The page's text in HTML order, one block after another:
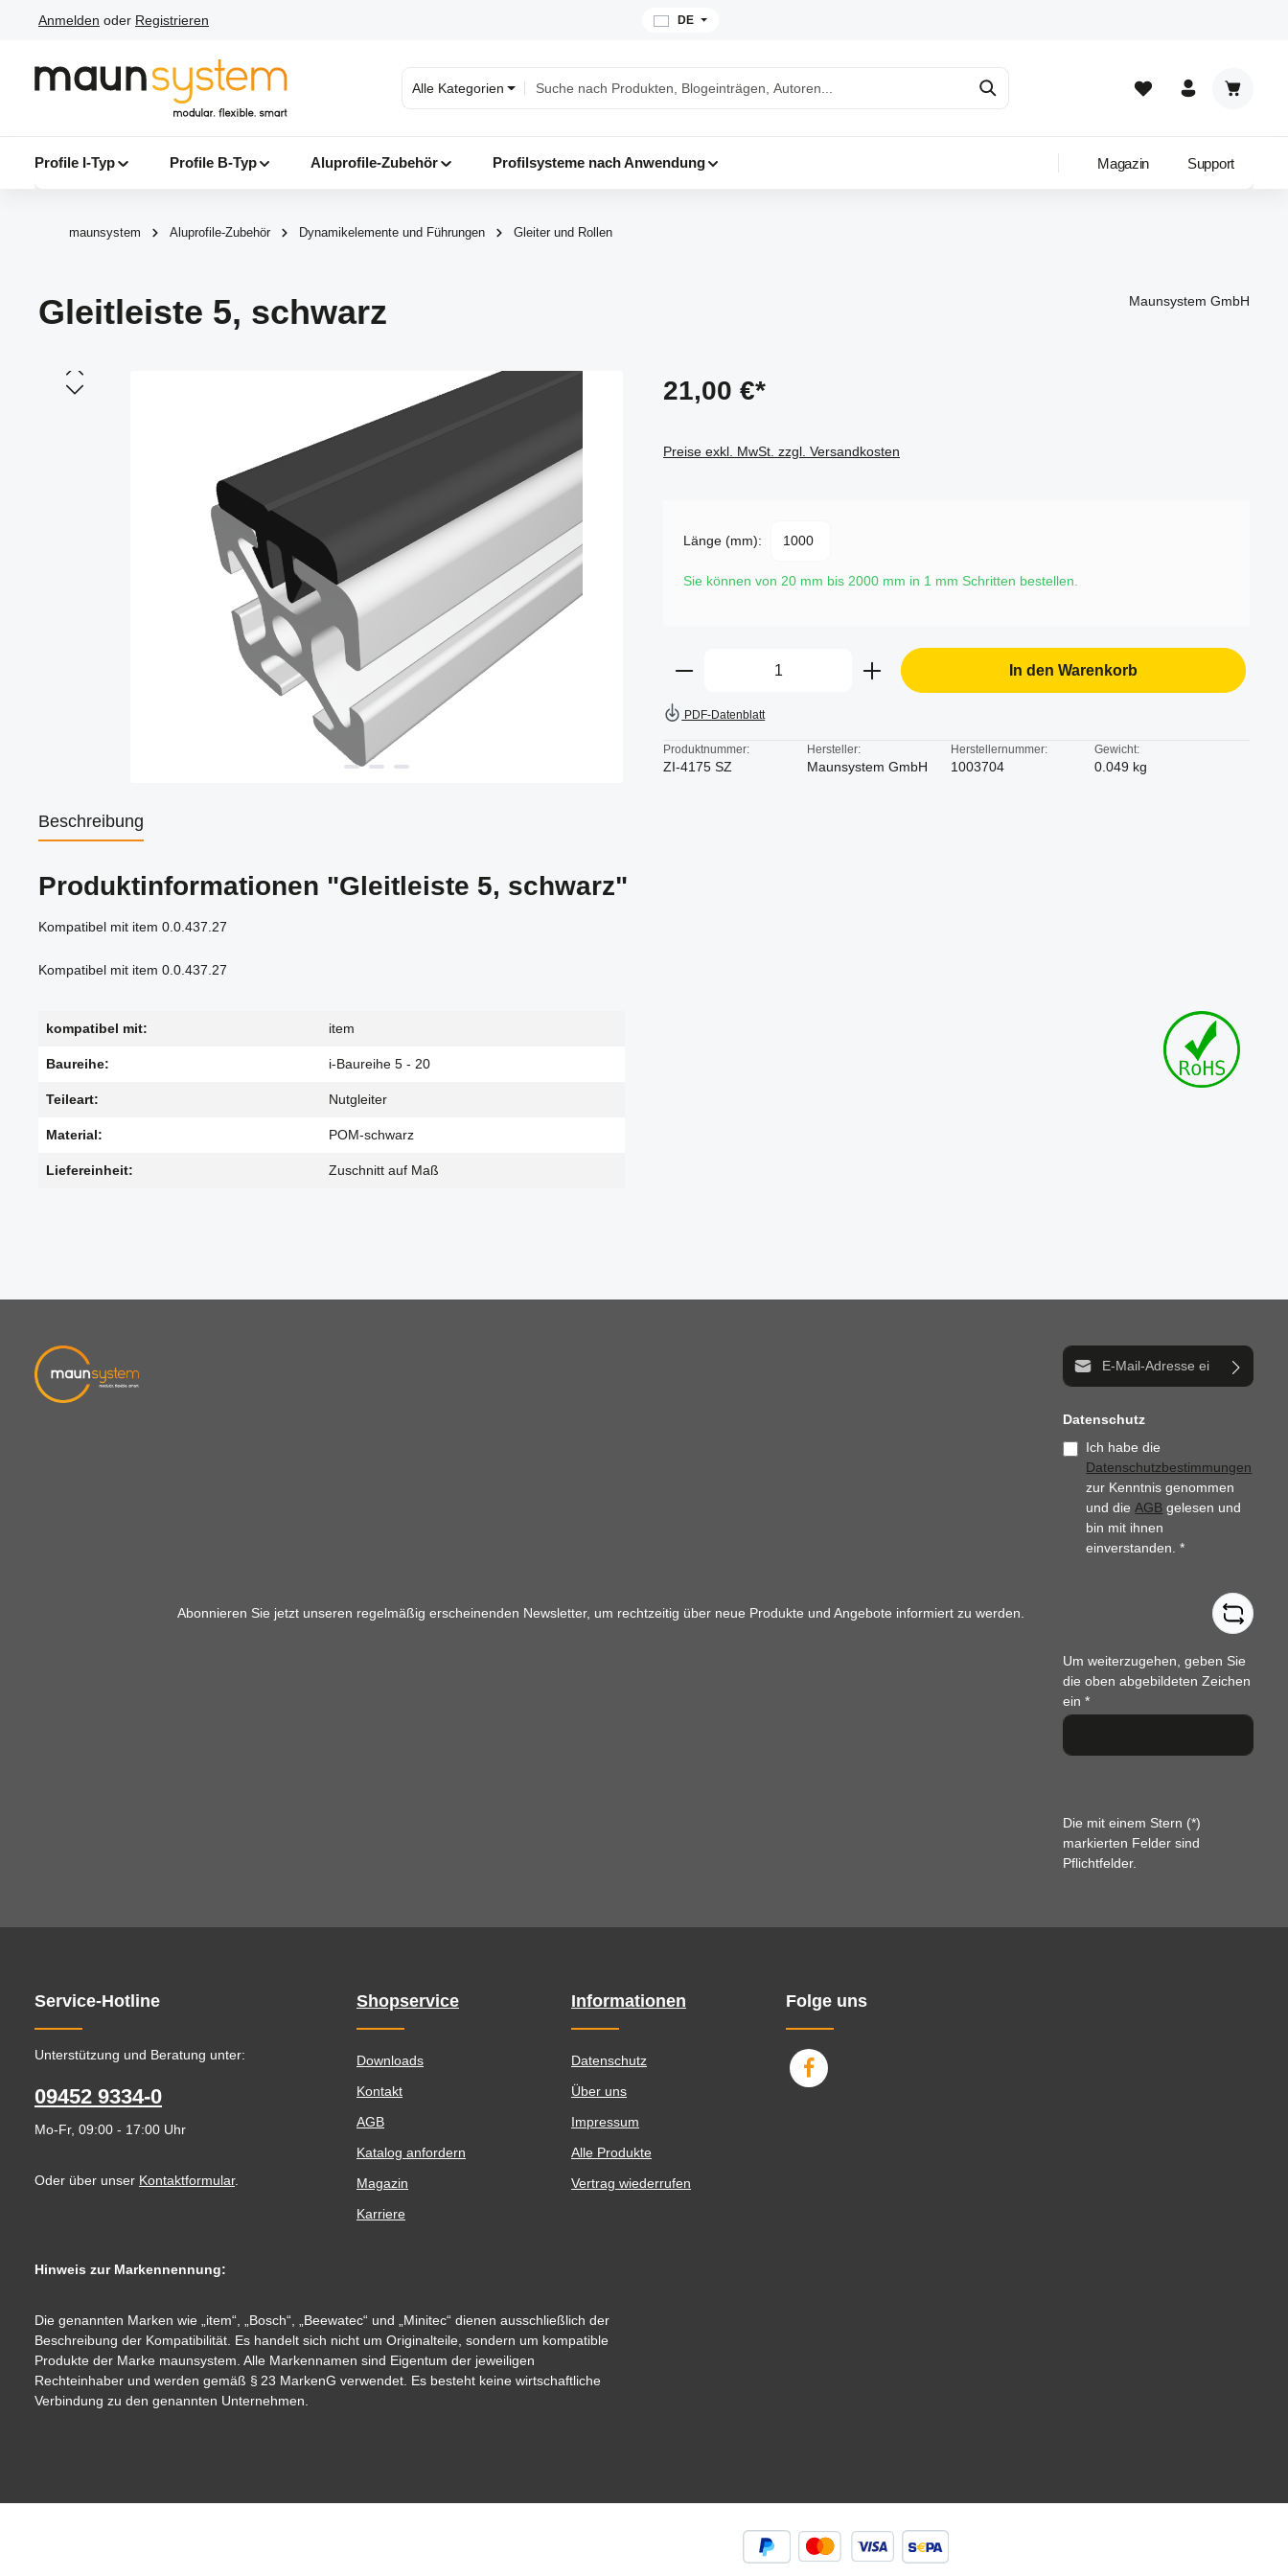
Hauptinhalt springen
Zur Suche springen
Zur Hauptnavigation springen
Anmelden oder Registrieren DE
Alle Kategorien
Profile I-Typ Profile B-Typ Aluprofile-Zubehör Profilsysteme nach Anwendung Magazin Support
maunsystem Aluprofile-Zubehör Dynamikelemente und Führungen Gleiter und Rollen
Gleitleiste 5, schwarz Maunsystem GmbH
21,00 €*
Preise exkl. MwSt. zzgl. Versandkosten
Länge (mm):
Sie können von 20 mm bis 2000 mm in 1 mm Schritten bestellen.
Produkt Anzahl: Gib den gewünschten Wert ein oder
In den Warenkorb
PDF-Datenblatt
Produktnummer:
ZI-4175 SZ
Hersteller:
Maunsystem GmbH
Herstellernummer:
1003704
Gewicht:
0.049 kg
Beschreibung
Produktinformationen "Gleitleiste 5, schwarz"
Kompatibel mit item 0.0.437.27
Kompatibel mit item 0.0.437.27
kompatibel mit: item
Baureihe: i-Baureihe 5 - 20
Teileart: Nutgleiter
Material: POM-schwarz
Liefereinheit: Zuschnitt auf Maß
Abonnieren Sie jetzt unseren regelmäßig erscheinenden Newsletter, um rechtzeitig über neue Produkte und Angebote informiert zu werden.
E-Mail-Adresse*
Datenschutz
Ich habe die
Datenschutzbestimmungen
zur Kenntnis genommen
und dieAGB gelesen und
bin mit ihnen
einverstanden.*
Um weiterzugehen, geben Sie
die oben abgebildeten Zeichen
ein*
Die mit einem Stern (*)
markierten Felder sind
Pflichtfelder.
Service-Hotline
Unterstützung und Beratung unter:
09452 9334-0
Mo-Fr, 09:00 - 17:00 Uhr
Oder über unser Kontaktformular.
Shopservice
Downloads
Kontakt
AGB
Katalog anfordern
Magazin
Karriere
Informationen
Datenschutz
Über uns
Impressum
Alle Produkte
Vertrag wiederrufen
Folge uns
Hinweis zur Markennennung:
Die genannten Marken wie „item“, „Bosch“, „Beewatec“ und „Minitec“ dienen ausschließlich der
Beschreibung der Kompatibilität. Es handelt sich nicht um Originalteile, sondern um kompatible
Produkte der Marke maunsystem. Alle Markennamen sind Eigentum der jeweiligen
Rechteinhaber und werden gemäß § 23 MarkenG verwendet. Es besteht keine wirtschaftliche
Verbindung zu den genannten Unternehmen.